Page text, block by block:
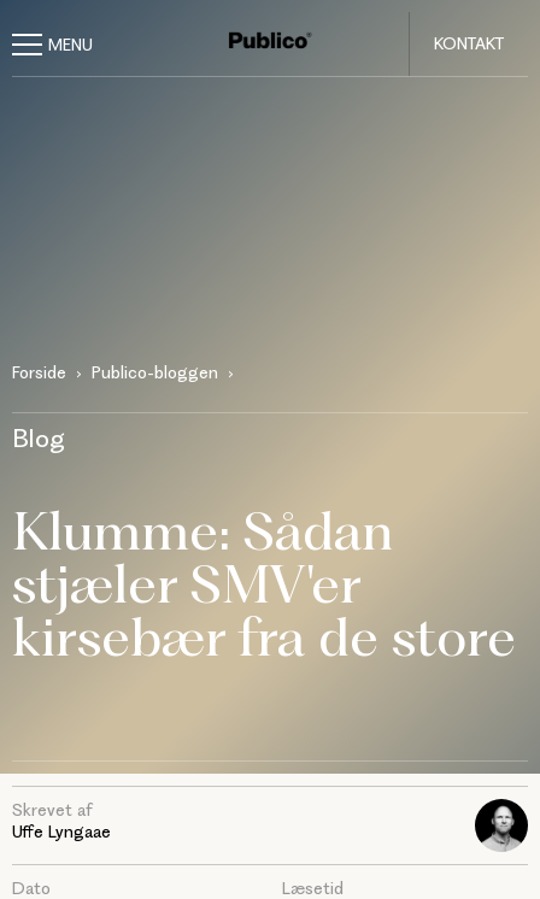
KONTAKT
Forside Publico-bloggen
Blog
Klumme: Sådan
stjæler SMV'er
kirsebær fra de store
Skrevet af
Uffe Lyngaae
Dato
Læsetid